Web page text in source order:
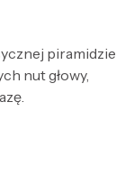
piramidzie
nut głowy,